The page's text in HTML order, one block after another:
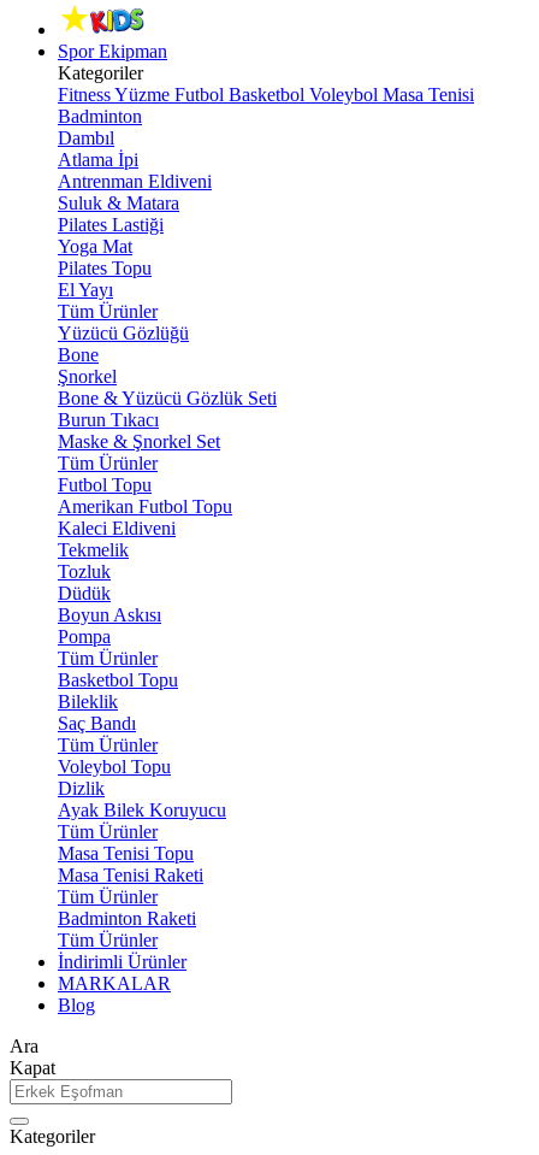
Spor Ekipman
Kategoriler
FitnessYüzme Futbol Basketbol Voleybol Masa Tenisi
Badminton
Dambıl
Atlama İpi
Antrenman Eldiveni
Suluk & Matara
Pilates Lastiği
Yoga Mat
Pilates Topu
El Yayı
Tüm Ürünler
Yüzücü Gözlüğü
Bone
Şnorkel
Bone & Yüzücü Gözlük Seti
Burun Tıkacı
Maske & Şnorkel Set
Tüm Ürünler
Futbol Topu
Amerikan Futbol Topu
Kaleci Eldiveni
Tekmelik
Tozluk
Düdük
Boyun Askısı
Pompa
Tüm Ürünler
Basketbol Topu
Bileklik
Saç Bandı
Tüm Ürünler
Voleybol Topu
Dizlik
Ayak Bilek Koruyucu
Tüm Ürünler
Masa Tenisi Topu
Masa Tenisi Raketi
Tüm Ürünler
Badminton Raketi
Tüm Ürünler
İndirimli Ürünler
MARKALAR
Blog
Ara
Kapat
Kategoriler